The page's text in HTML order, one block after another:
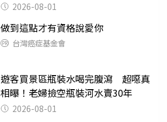
2026-08-01
做到這點才有資格說愛你
台灣癌症基金會
遊客買景區瓶裝水喝完腹瀉 超噁真
相曝！老婦撿空瓶裝河水賣30年
2026-08-01